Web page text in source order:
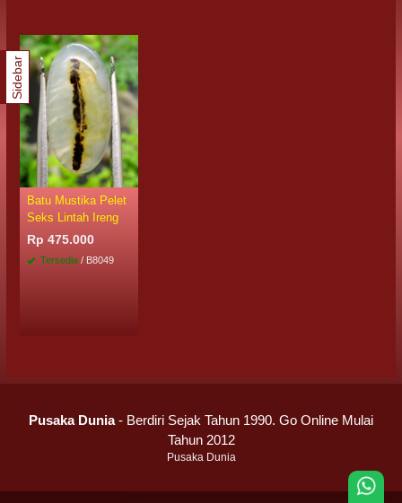
Batu Mustika Pelet
Seks Lintah Ireng
Rp 475.000
Tersedia / B8049
Sidebar
Pusaka Dunia- Berdiri Sejak Tahun 1990. Go Online Mulai
Tahun 2012
Pusaka Dunia